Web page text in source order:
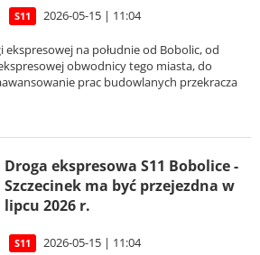
S11 2026-05-15 | 11:04
na południe od Bobolic, od
obwodnicy tego miasta, do
prac budowlanych przekracza
Droga ekspresowa S11 Bobolice -
Szczecinek ma być przejezdna w
lipcu 2026 r.
S11 2026-05-15 | 11:04